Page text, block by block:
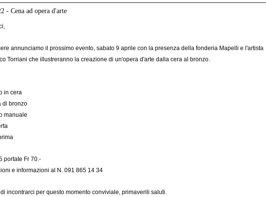
- Cena ad opera d'arte
annunciamo il prossimo evento, sabato 9 aprile con la presenza della fonderia Mapelli e l'artista
Torriani che illustreranno la creazione di un'opera d'arte dalla cera al bronzo.
in cera
di bronzo
manuale
portate Fr 70.-
e informazioni al N. 091 865 14 34
di incontrarci per questo momento conviviale, primaverili saluti.